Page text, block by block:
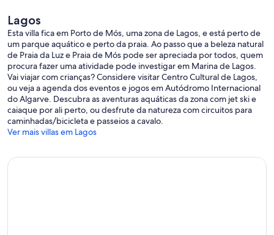
Lagos
Esta villa fica em Porto de Mós, uma zona de Lagos, e está perto de
um parque aquático e perto da praia. Ao passo que a beleza natural
de Praia da Luz e Praia de Mós pode ser apreciada por todos, quem
procura fazer uma atividade pode investigar em Marina de Lagos.
Vai viajar com crianças? Considere visitar Centro Cultural de Lagos,
ou veja a agenda dos eventos e jogos em Autódromo Internacional
do Algarve. Descubra as aventuras aquáticas da zona com jet ski e
caiaque por ali perto, ou desfrute da natureza com circuitos para
caminhadas/bicicleta e passeios a cavalo.
Ver mais villas em Lagos